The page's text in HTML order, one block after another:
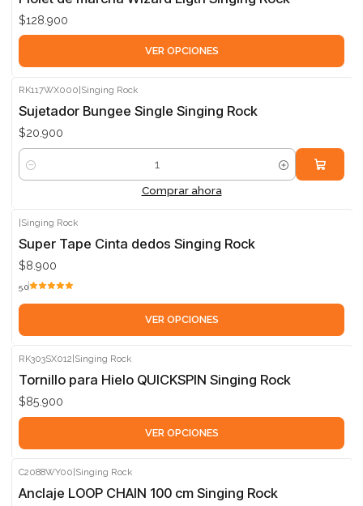
$128.900
VER OPCIONES
RK117WX000 Singing Rock
Sujetador Bungee Single Singing Rock
$20.900
Cantidad
Comprar ahora
Singing Rock
Super Tape Cinta dedos Singing Rock
$8.900
5.0
VER OPCIONES
RK303SX012 Singing Rock
Tornillo para Hielo QUICKSPIN Singing Rock
$85.900
VER OPCIONES
C2088WY00|Singing Rock
Anclaje LOOP CHAIN 100 cm Singing Rock